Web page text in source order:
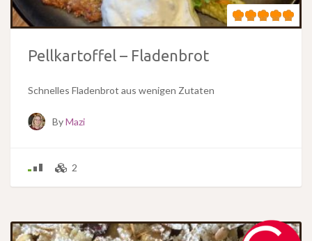
Pellkartoffel – Fladenbrot
Schnelles Fladenbrot aus wenigen Zutaten
ByMazi
2